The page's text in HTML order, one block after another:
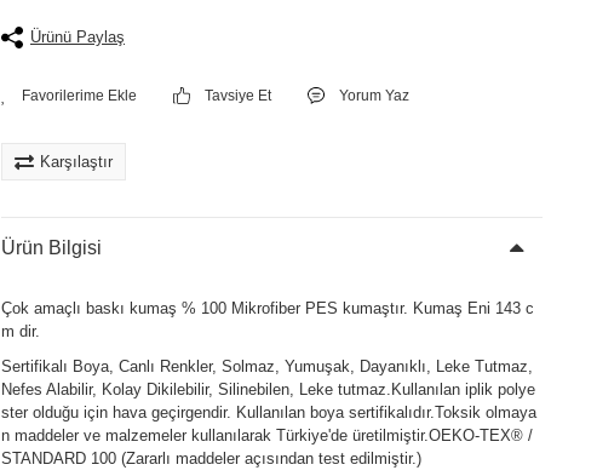
Ürünü Paylaş
Tavsiye Et Yorum Yaz
Karşılaştır
Ürün Bilgisi
Çok amaçlı baskı kumaş % 100 Mikrofiber PES kumaştır. Kumaş Eni 143 c
m dir.
Sertifikalı Boya, Canlı Renkler, Solmaz, Yumuşak, Dayanıklı, Leke Tutmaz,
Nefes Alabilir, Kolay Dikilebilir, Silinebilen, Leke tutmaz.Kullanılan iplik polye
ster olduğu için hava geçirgendir. Kullanılan boya sertifikalıdır.Toksik olmaya
n maddeler ve malzemeler kullanılarak Türkiye'de üretilmiştir.OEKO-TEX® /
STANDARD 100 (Zararlı maddeler açısından test edilmiştir.)